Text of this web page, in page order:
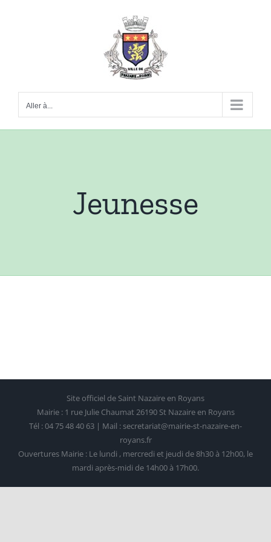
Aller à...
Jeunesse
Site officiel de Saint Nazaire en Royans
Mairie : 1 rue Julie Chaumat 26190 St Nazaire en Royans
Tél : 04 75 48 40 63 | Mail : secretariat@mairie-st-nazaire-en-
royans.fr
Ouvertures Mairie : Le lundi , mercredi et jeudi de 8h30 à 12h00, le
mardi après-midi de 14h00 à 17h00.